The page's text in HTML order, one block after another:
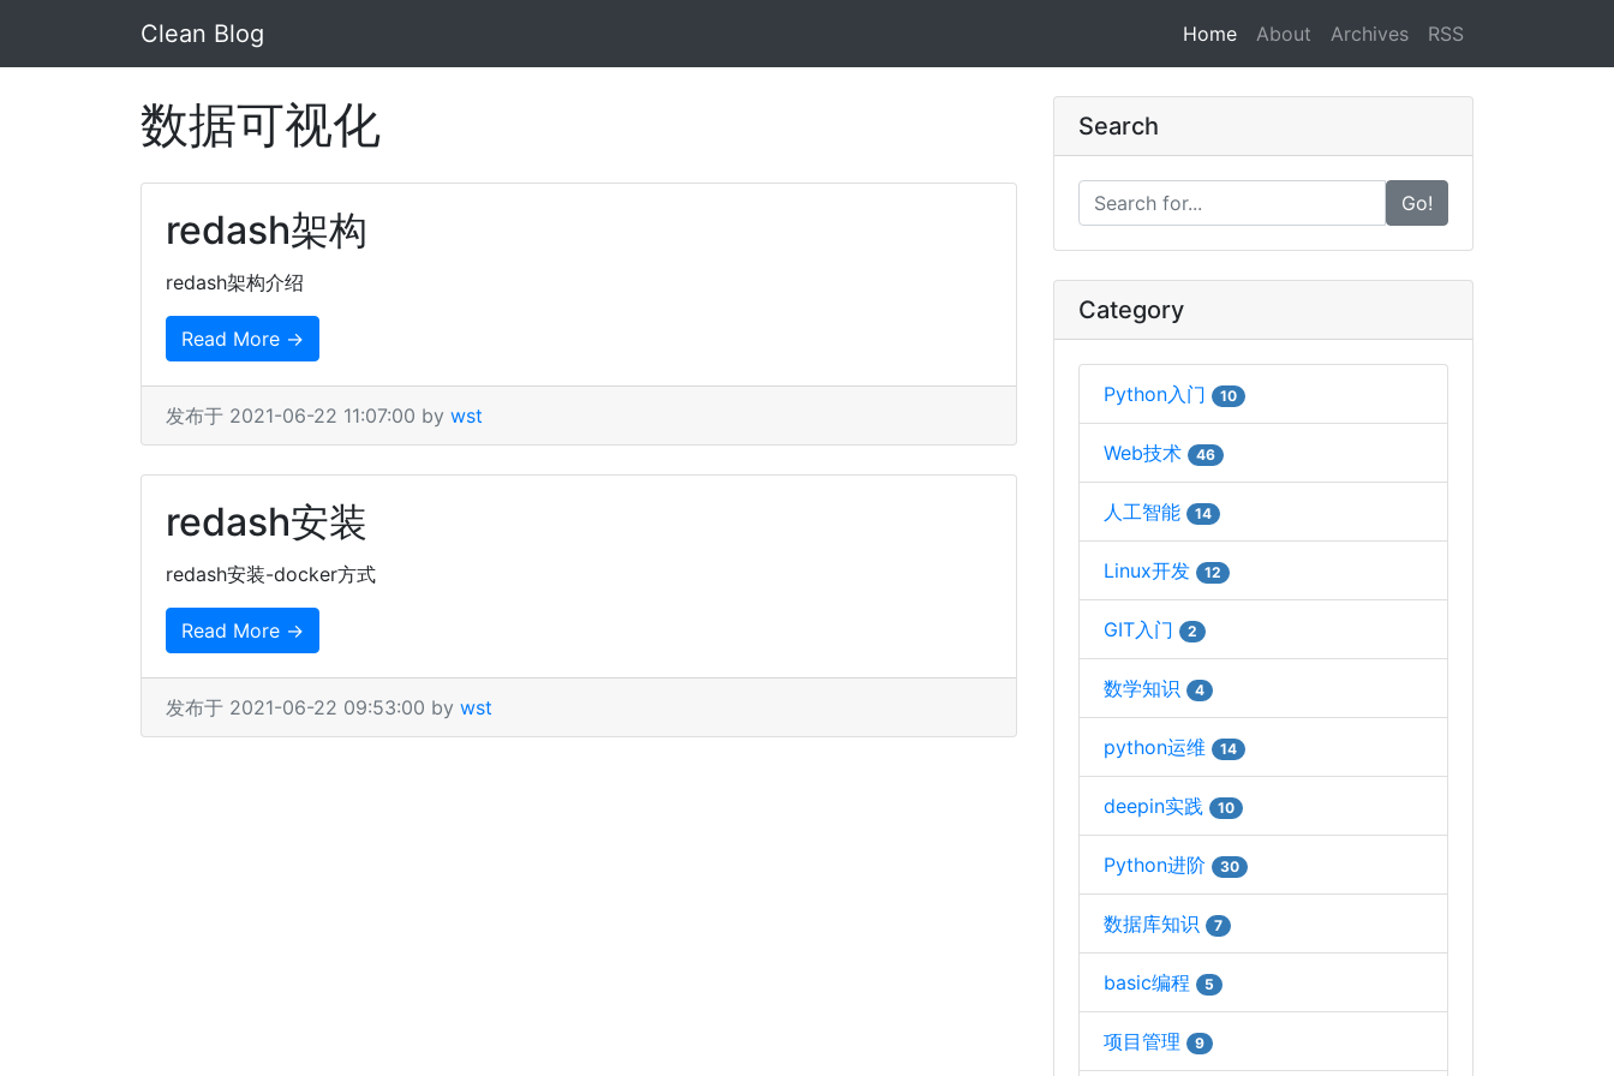
Clean Blog Home About Archives RSS
数据可视化
redash架构
redash架构介绍
Read More →
发布于 2021-06-22 11:07:00 by wst
redash安装
redash安装-docker方式
Read More →
发布于 2021-06-22 09:53:00 by wst
Search
Go!
Category
Python入门 10
Web技术 46
人工智能 14
Linux开发 12
GIT入门 2
数学知识 4
python运维 14
deepin实践 10
Python进阶 30
数据库知识 7
basic编程 5
项目管理 9